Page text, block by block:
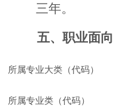
三年。
五、 职业面向
所属专业大类（代码）
所属专业类（代码）